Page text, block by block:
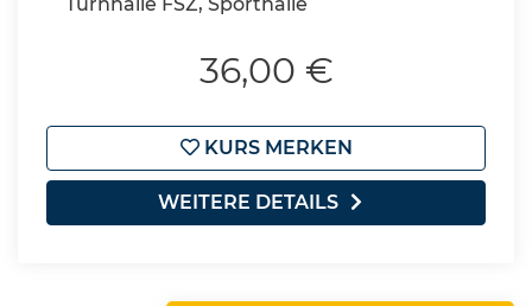
36,00 €
KURS MERKEN
WEITERE DETAILS